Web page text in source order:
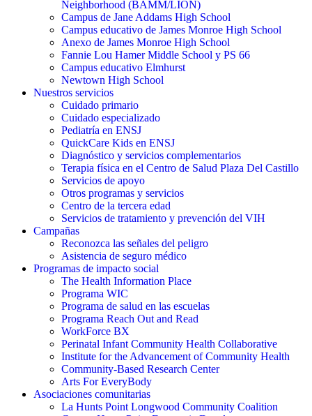
Neighborhood (BAMM/LION)
Campus de Jane Addams High School
Campus educativo de James Monroe High School
Anexo de James Monroe High School
Fannie Lou Hamer Middle School y PS 66
Campus educativo Elmhurst
Newtown High School
Nuestros servicios
Cuidado primario
Cuidado especializado
Pediatría en ENSJ
QuickCare Kids en ENSJ
Diagnóstico y servicios complementarios
Terapia física en el Centro de Salud Plaza Del Castillo
Servicios de apoyo
Otros programas y servicios
Centro de la tercera edad
Servicios de tratamiento y prevención del VIH
Campañas
Reconozca las señales del peligro
Asistencia de seguro médico
Programas de impacto social
The Health Information Place
Programa WIC
Programa de salud en las escuelas
Programa Reach Out and Read
WorkForce BX
Perinatal Infant Community Health Collaborative
Institute for the Advancement of Community Health
Community-Based Research Center
Arts For EveryBody
Asociaciones comunitarias
La Hunts Point Longwood Community Coalition